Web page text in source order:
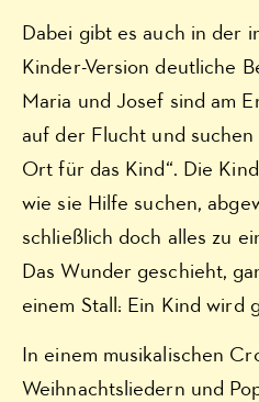
Dabei gibt es auch in der
Kinder-Version deutliche
Maria und Josef sind am
auf der Flucht und
Ort für das Kind“. Die
wie sie Hilfe suchen,
schließlich doch alles zu
Das Wunder geschieht,
einem Stall: Ein Kind wird
In einem musikalischen
Weihnachtsliedern und